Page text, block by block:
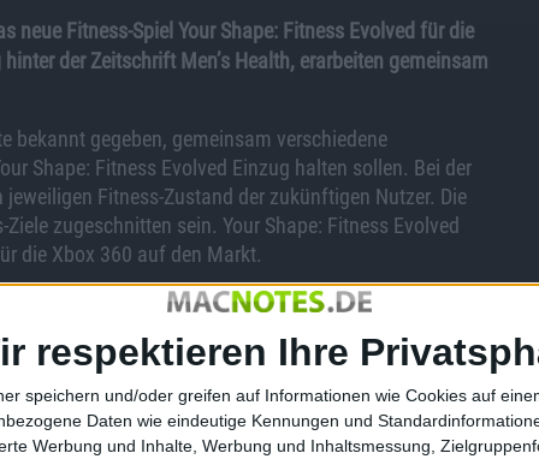
respektieren Ihre
speichern und/oder greifen auf Informationen wie Cookies auf
Daten wie eindeutige Kennungen und
Werbung und Inhalte, Werbung und Inhaltsmessung,
Fitness-Spiel Your Shape: Fitness Evolved für die
der Zeitschrift Men’s Health, erarbeiten gemeinsam
bekannt gegeben, gemeinsam verschiedene
Shape: Fitness Evolved Einzug halten sollen. Bei der
Fitness-Zustand der zukünftigen Nutzer. Die
zugeschnitten sein. Your Shape: Fitness Evolved
die Xbox 360 auf den Markt.
ihrer Zusammenarbeit Neuland. Rondale ist als
bisher noch nicht auf dem Videospiel-Markt aktiv
einer Zeitschrift zusammen – jedenfalls in Bezug auf
auch ein ganz neues Kompetenz-Netzwerk, wenn
einer der bedeutendsten Publisher in der
gemeinsamen Projekt bündeln.